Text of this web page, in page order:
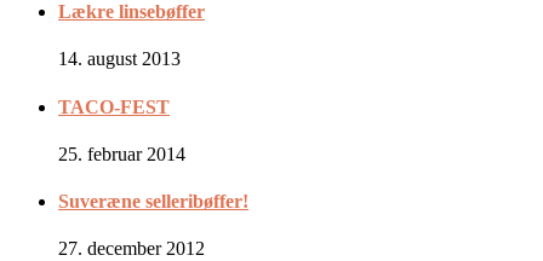
Lækre linsebøffer
14. august 2013
TACO-FEST
25. februar 2014
Suveræne selleribøffer!
27. december 2012